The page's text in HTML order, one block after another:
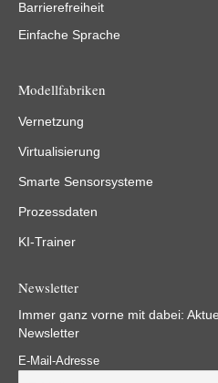
Barrierefreiheit
Einfache Sprache
Modellfabriken
Vernetzung
Virtualisierung
Smarte Sensorsysteme
Prozessdaten
KI-Trainer
Newsletter
Immer ganz vorne mit dabei:
Newsletter
E-Mail-Adresse